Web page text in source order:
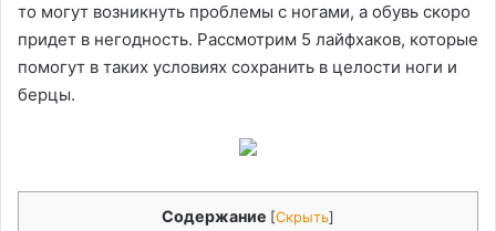
то могут возникнуть проблемы с ногами, а обувь скоро
придет в негодность. Рассмотрим 5 лайфхаков, которые
помогут в таких условиях сохранить в целости ноги и
берцы.
Содержание [Скрыть]